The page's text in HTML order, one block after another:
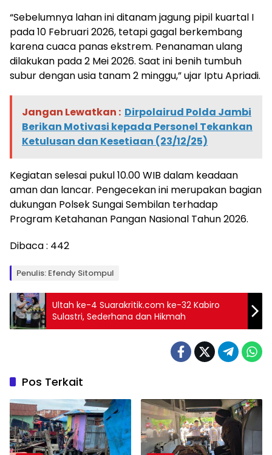
“Sebelumnya lahan ini ditanam jagung pipil kuartal I
pada 10 Februari 2026, tetapi gagal berkembang
karena cuaca panas ekstrem. Penanaman ulang
dilakukan pada 2 Mei 2026. Saat ini benih tumbuh
subur dengan usia tanam 2 minggu,” ujar Iptu Apriadi.
Jangan Lewatkan : Dirpolairud Polda Jambi
Berikan Motivasi kepada Personel Tekankan
Ketulusan dan Kesetiaan (23/12/25)
Kegiatan selesai pukul 10.00 WIB dalam keadaan
aman dan lancar. Pengecekan ini merupakan bagian
dukungan Polsek Sungai Sembilan terhadap
Program Ketahanan Pangan Nasional Tahun 2026.
Dibaca : 442
Penulis: Efendy Sitompul
Ultah ke-4 Suarakritik.com ke-32 Kabiro
Sulastri, Sederhana dan Hikmah
Pos Terkait